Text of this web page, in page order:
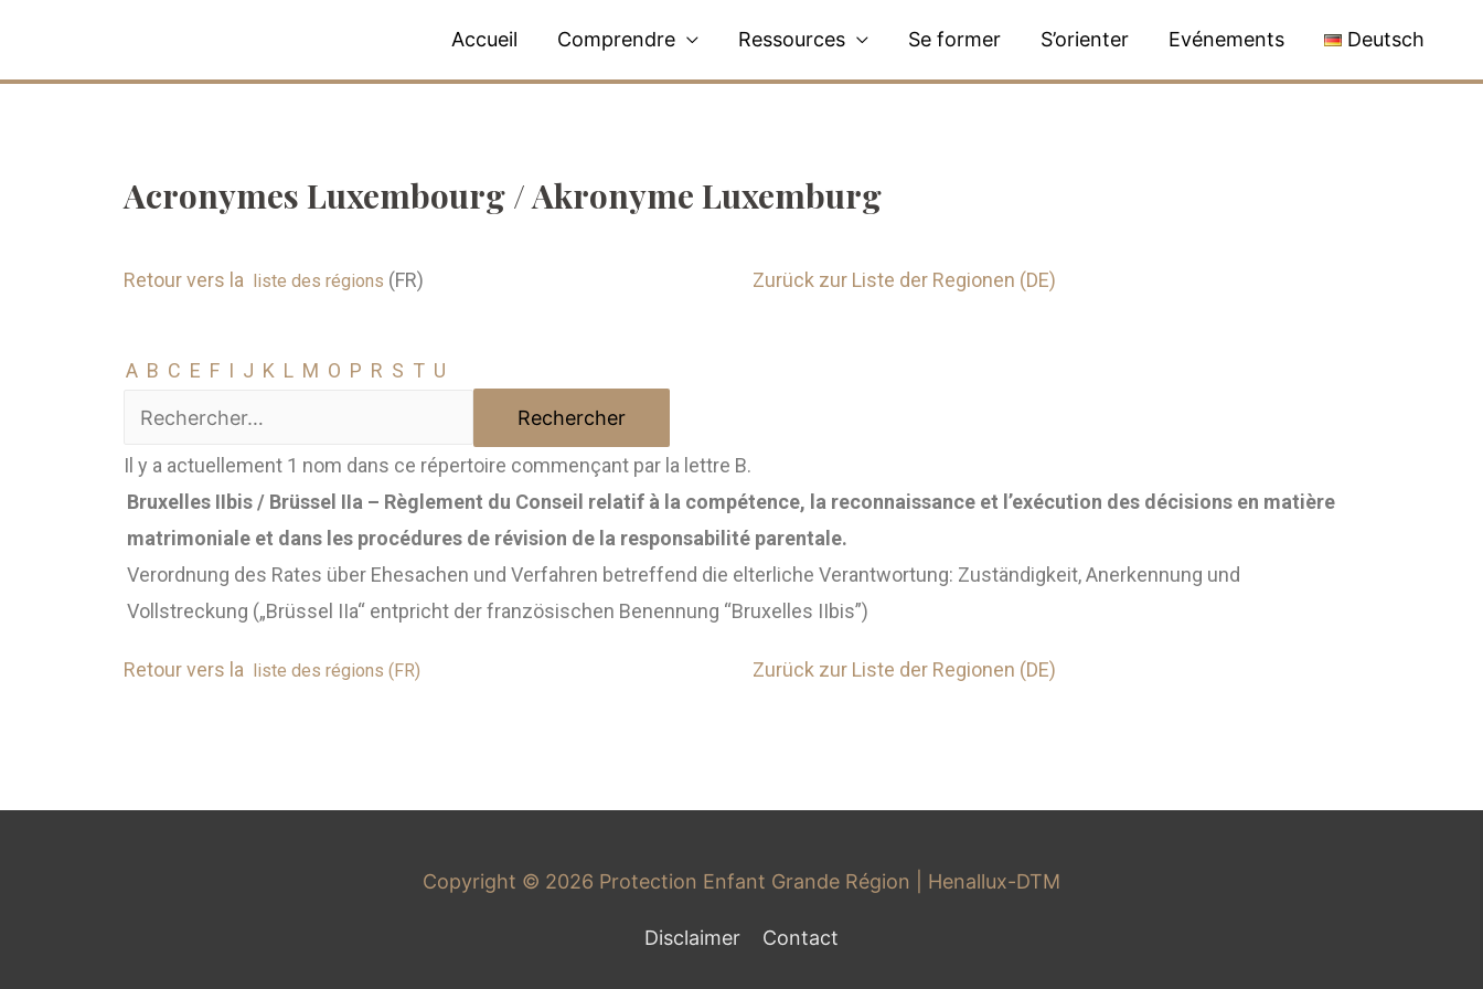
Accueil Comprendre Ressources Se former S’orienter Evénements Deutsch
Acronymes Luxembourg / Akronyme Luxemburg
Retour vers la liste des régions (FR) Zurück zur Liste der Regionen (DE)
A B C E F I J K L M O P R S T U
Il y a actuellement 1 nom dans ce répertoire commençant par la lettre B.
Bruxelles IIbis / Brüssel IIa – Règlement du Conseil relatif à la compétence, la reconnaissance et l’exécution des décisions en matière
matrimoniale et dans les procédures de révision de la responsabilité parentale.
Verordnung des Rates über Ehesachen und Verfahren betreffend die elterliche Verantwortung: Zuständigkeit, Anerkennung und
Vollstreckung („Brüssel IIa“ entpricht der französischen Benennung “Bruxelles IIbis”)
Retour vers la liste des régions (FR) Zurück zur Liste der Regionen (DE)
Copyright © 2026 Protection Enfant Grande Région | Henallux-DTM
Disclaimer Contact